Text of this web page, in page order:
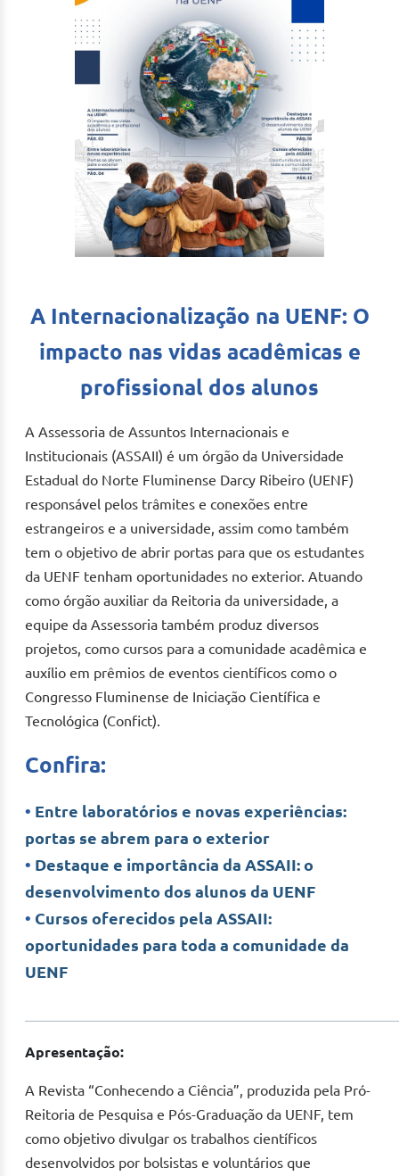
A Internacionalização na UENF: O
impacto nas vidas acadêmicas e
profissional dos alunos
A Assessoria de Assuntos Internacionais e
Institucionais (ASSAII) é um órgão da Universidade
Estadual do Norte Fluminense Darcy Ribeiro (UENF)
responsável pelos trâmites e conexões entre
estrangeiros e a universidade, assim como também
tem o objetivo de abrir portas para que os estudantes
da UENF tenham oportunidades no exterior. Atuando
como órgão auxiliar da Reitoria da universidade, a
equipe da Assessoria também produz diversos
projetos, como cursos para a comunidade acadêmica e
auxílio em prêmios de eventos científicos como o
Congresso Fluminense de Iniciação Científica e
Tecnológica (Confict).
Confira:
• Entre laboratórios e novas experiências:
portas se abrem para o exterior
• Destaque e importância da ASSAII: o
desenvolvimento dos alunos da UENF
• Cursos oferecidos pela ASSAII:
oportunidades para toda a comunidade da
UENF
Apresentação:
A Revista “Conhecendo a Ciência”, produzida pela Pró-
Reitoria de Pesquisa e Pós-Graduação da UENF, tem
como objetivo divulgar os trabalhos científicos
desenvolvidos por bolsistas e voluntários que